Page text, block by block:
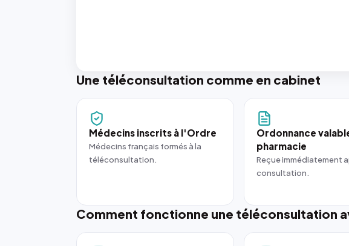
Une téléconsultation comme en cabinet
Médecins inscrits à l'Ordre
Médecins français formés à la
téléconsultation.
Ordonnance
pharmacie
Reçue immédiatement
consultation.
Comment fonctionne une téléconsultation